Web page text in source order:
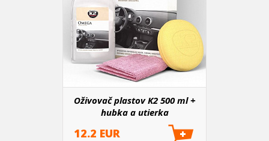
Oživovač plastov K2 500 ml +
hubka a utierka
12.2 EUR